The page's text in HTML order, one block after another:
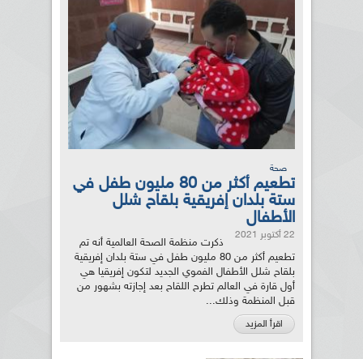
صحة
تطعيم أكثر من 80 مليون طفل في
ستة بلدان إفريقية بلقاح شلل
الأطفال
22 أكتوبر 2021
ذكرت منظمة الصحة العالمية أنه تم
تطعيم أكثر من 80 مليون طفل في ستة بلدان إفريقية
بلقاح شلل الأطفال الفموي الجديد لتكون إفريقيا هي
أول قارة في العالم تطرح اللقاح بعد إجازته بشهور من
قبل المنظمة وذلك...
اقرأ المزيد